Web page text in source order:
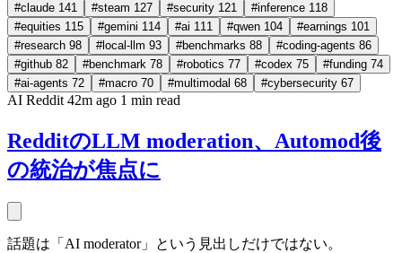
#claude 141 #steam 127 #security 121 #inference 118
#equities 115 #gemini 114 #ai 111 #qwen 104 #earnings 101
#research 98 #local-llm 93 #benchmarks 88 #coding-agents 86
#github 82 #benchmark 78 #robotics 77 #codex 75 #funding 74
#ai-agents 72 #macro 70 #multimodal 68 #cybersecurity 67
AI Reddit 42m ago 1 min read
RedditのLLM moderation、Automod後
の統治が焦点に
話題は「AI moderator」という見出しだけではない。